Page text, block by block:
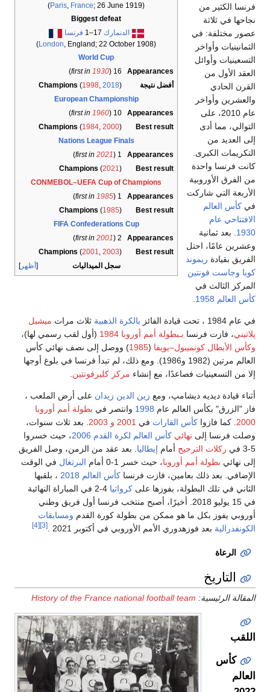
Paris
France; 26 June
Biggest defeat
الدنمارك17–1
فرنسا
, England; 22
World Cup
16 (
first in1930
( 1998 ,2018
European
10 (
first in1960
)
Champions
(1984 ,2000
Nations League Finals
1 (
first in2021
)
Champions( 2021
CONMEBOL–UEFA Cup of
1 (
first in 1985
)
Champions(1985
FIFA Confederations
2 (
first in 2001
)
Champions( 2001, 2003
سجل الميداليات
الذهبية ثلاث مراتميشيل
1984
(أول لقب رسمي لها)،
) ووصل إلى نصف نهائي كأس
و1986). ومع ذلك، لم تبدأ فرنسا في بلوغ أوجها
مركز كليرفونتين.
زيدانعلى أرض الملعب ،
وانتصر فيبطولة أمم أوروبا
و 2003
. بعد ثلاث سنوات،
القدم 2006
، حيث خسروا
بعد عقد من الزمن، وصل الفريق
أمام
البرتغالفي الوقت
كأس العالم 2018
، بلقبها
كرواتيا
4-2 في المباراة النهائية
أصبح منتخب فرنسا أول فريق وطني
كورة القدمومسابقات
في أكتوبر 2021 .
History of the France